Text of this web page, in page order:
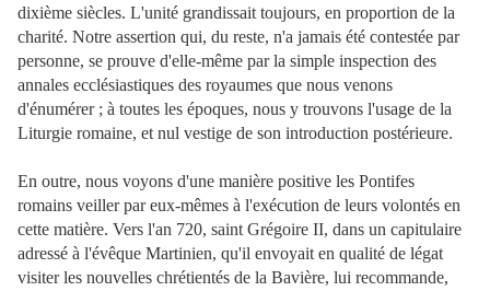
dixième siècles. L'unité grandissait toujours, en proportion de la
charité. Notre assertion qui, du reste, n'a jamais été contestée par
personne, se prouve d'elle-même par la simple inspection des
annales ecclésiastiques des royaumes que nous venons
d'énumérer ; à toutes les époques, nous y trouvons l'usage de la
Liturgie romaine, et nul vestige de son introduction postérieure.
En outre, nous voyons d'une manière positive les Pontifes
romains veiller par eux-mêmes à l'exécution de leurs volontés en
cette matière. Vers l'an 720, saint Grégoire II, dans un capitulaire
adressé à l'évêque Martinien, qu'il envoyait en qualité de légat
visiter les nouvelles chrétientés de la Bavière, lui recommande,